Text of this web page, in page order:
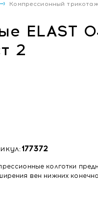
Компрессионный трикотаж
ELAST
2
177372
колготки
вен нижних